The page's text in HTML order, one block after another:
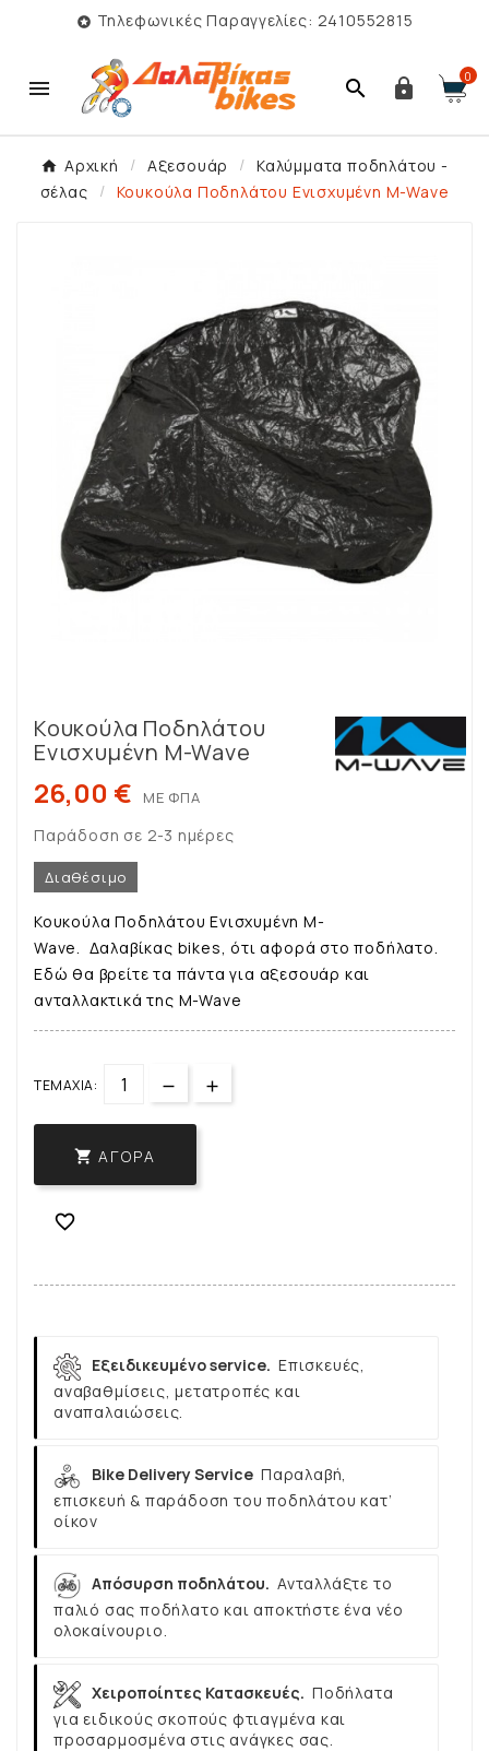
 Τηλεφωνικές Παραγγελίες: 2410552815
   0
Αρχική Αξεσουάρ
Καλύμματα ποδηλάτου -
σέλας
Κουκούλα Ποδηλάτου Ενισχυμένη M-Wave
Κουκούλα Ποδηλάτου
Ενισχυμένη M-Wave
26,00 € ΜΕ ΦΠΑ
Παράδοση σε 2-3 ημέρες
Διαθέσιμο
Κουκούλα Ποδηλάτου Ενισχυμένη M-
Wave. Δαλαβίκας bikes, ότι αφορά στο ποδήλατο.
Εδώ θα βρείτε τα πάντα για αξεσουάρ και
ανταλλακτικά της M-Wave
ΤΕΜΆΧΙΑ:
 ΑΓΟΡΆ

Εξειδικευμένο service. Επισκευές,
αναβαθμίσεις, μετατροπές και
αναπαλαιώσεις.
Bike Delivery Service Παραλαβή,
επισκευή & παράδοση του ποδηλάτου κατ’
οίκον
Απόσυρση ποδηλάτου. Ανταλλάξτε το
παλιό σας ποδήλατο και αποκτήστε ένα νέο
ολοκαίνουριο.
Χειροποίητες Κατασκευές. Ποδήλατα
για ειδικούς σκοπούς φτιαγμένα και
προσαρμοσμένα στις ανάγκες σας.